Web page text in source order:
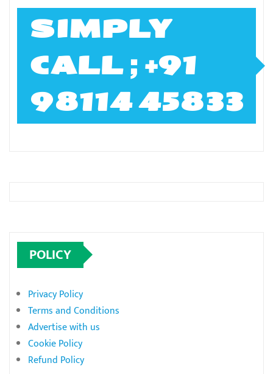
SIMPLY
CALL ; +91
98114 45833
POLICY
Privacy Policy
Terms and Conditions
Advertise with us
Cookie Policy
Refund Policy